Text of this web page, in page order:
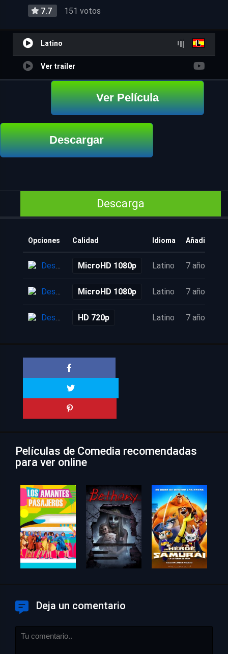
7.7 151 votos
Latino
Ver trailer
Ver Película
Descargar
Descarga
Opciones Calidad Idioma Añadido
Descarga MicroHD 1080p Latino 7 años
Descarga MicroHD 1080p Latino 7 años
Descarga HD 720p Latino 7 años
Películas de Comedia recomendadas
para ver online
Deja un comentario